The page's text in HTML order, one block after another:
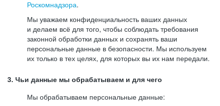
Роскомнадзора.
Мы уважаем конфиденциальность ваших данных
и делаем всё для того, чтобы соблюдать требования
законной обработки данных и сохранять ваши
персональные данные в безопасности. Мы используем
их только в тех целях, для которых вы их нам передали.
3. Чьи данные мы обрабатываем и для чего
Мы обрабатываем персональные данные: